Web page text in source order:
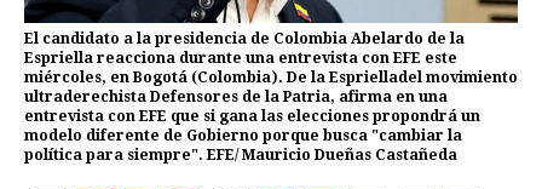
El candidato a la presidencia de Colombia Abelardo de la
Espriella reacciona durante una entrevista con EFE este
miércoles, en Bogotá (Colombia). De la Esprielladel movimiento
ultraderechista Defensores de la Patria, afirma en una
entrevista con EFE que si gana las elecciones propondrá un
modelo diferente de Gobierno porque busca "cambiar la
política para siempre". EFE/ Mauricio Dueñas Castañeda